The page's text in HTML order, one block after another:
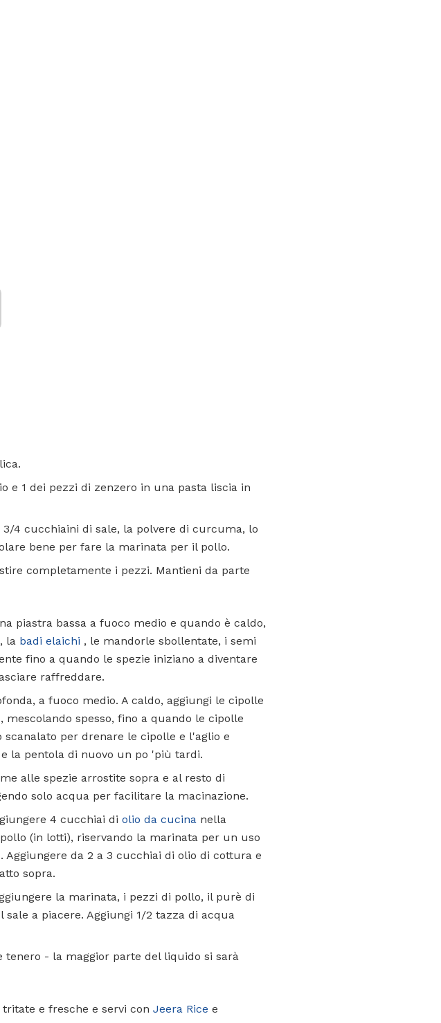
e 1 dei pezzi di zenzero in una pasta liscia in
3/4 cucchiaini di sale, la polvere di curcuma, lo
bene per fare la marinata per il pollo.
completamente i pezzi. Mantieni da parte
piastra bassa a fuoco medio e quando è caldo,
la badi elaichi , le mandorle sbollentate, i semi
fino a quando le spezie iniziano a diventare
raffreddare.
a fuoco medio. A caldo, aggiungi le cipolle
spesso, fino a quando le cipolle
per drenare le cipolle e l'aglio e
la pentola di nuovo un po 'più tardi.
alle spezie arrostite sopra e al resto di
solo acqua per facilitare la macinazione.
4 cucchiai di olio da cucina nella
(in lotti), riservando la marinata per un uso
da 2 a 3 cucchiai di olio di cottura e
sopra.
la marinata, i pezzi di pollo, il purè di
a piacere. Aggiungi 1/2 tazza di acqua
- la maggior parte del liquido si sarà
e fresche e servi con Jeera Rice e